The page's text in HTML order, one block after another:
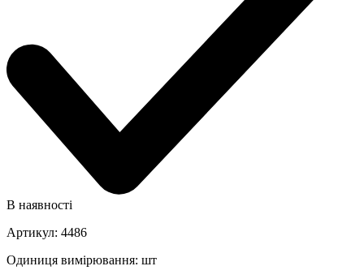
В наявності
Артикул: 4486
Одиниця вимірювання: шт